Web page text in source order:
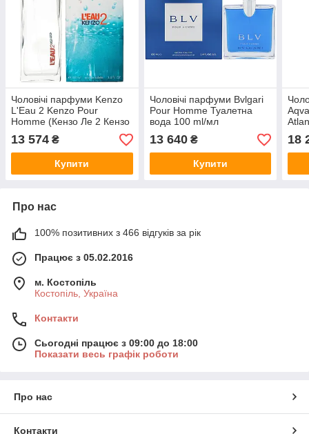
Чоловічі парфуми Kenzo
L'Eau 2 Kenzo Pour
Homme (Кензо Ле 2 Кензо
Пур Хом) Туалетная вода
100 ml/мл
13 574 ₴
Купити
Чоловічі парфуми Bvlgari
Pour Homme Туалетна
вода 100 ml/мл
13 640₴
Купити
100
18
Про нас
100% позитивних з 466 відгуків за рік
Працює з 05.02.2016
м. Костопіль
Костопіль, Україна
Контакти
Сьогодні працює з 09:00 до 18:00
Показати весь графік роботи
Про нас
Контакти